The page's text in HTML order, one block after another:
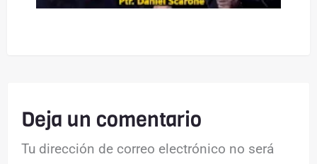
Deja un comentario
Tu dirección de correo electrónico no será